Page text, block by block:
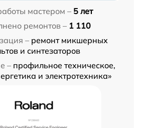
мастером – 5 лет
ремонтов – 1 110
– ремонт микшерных
и синтезаторов
– профильное техническое,
и электротехника»